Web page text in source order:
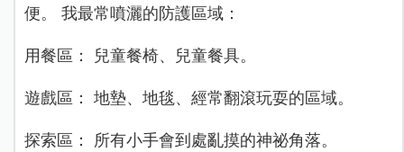
便。 我最常噴灑的防護區域：
用餐區： 兒童餐椅、兒童餐具。
遊戲區： 地墊、地毯、經常翻滾玩耍的區域。
探索區： 所有小手會到處亂摸的神祕角落。